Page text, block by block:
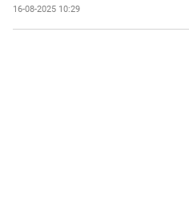
16-08-2025 10:29